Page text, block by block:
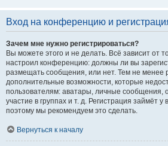
Вход на конференцию и
Зачем мне нужно регистрироваться?
Вы можете этого и не делать. Всё зависит от
настроил конференцию: должны ли вы
размещать сообщения, или нет. Тем не менее
дополнительные возможности, которые
пользователям: аватары, личные сообщения,
участие в группах и т. д. Регистрация займёт у
поэтому мы рекомендуем это сделать.
Вернуться к началу